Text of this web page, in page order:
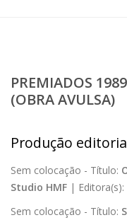
PREMIADOS
(OBRA AVULSA)
Produção
Sem colocação - Título:
Studio HMF | Editora(s):
Sem colocação - Título: